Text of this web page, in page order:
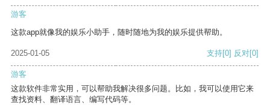
游客
这款app就像我的娱乐小助手，随时随地为我的娱乐提供帮助。
2025-01-05 支持[0] 反对[0]
游客
这款软件非常实用，可以帮助我解决很多问题。比如，我可以使用它来
查找资料、翻译语言、编写代码等。